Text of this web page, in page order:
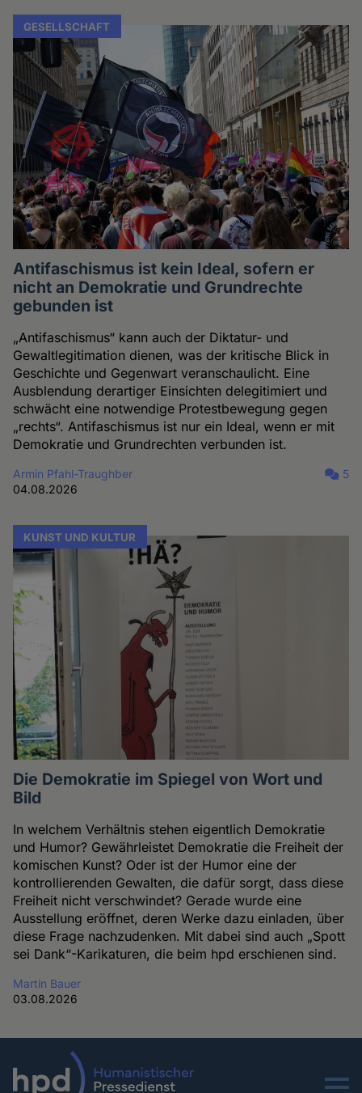
GESELLSCHAFT
Antifaschismus ist kein Ideal, sofern er
nicht an Demokratie und Grundrechte
gebunden ist
„Antifaschismus“ kann auch der Diktatur- und
Gewaltlegitimation dienen, was der kritische Blick in
Geschichte und Gegenwart veranschaulicht. Eine
Ausblendung derartiger Einsichten delegitimiert und
schwächt eine notwendige Protestbewegung gegen
„rechts“. Antifaschismus ist nur ein Ideal, wenn er mit
Demokratie und Grundrechten verbunden ist.
Armin Pfahl-Traughber
04.08.2026
5
KUNST UND KULTUR
Die Demokratie im Spiegel von Wort und
Bild
In welchem Verhältnis stehen eigentlich Demokratie
und Humor? Gewährleistet Demokratie die Freiheit der
komischen Kunst? Oder ist der Humor eine der
kontrollierenden Gewalten, die dafür sorgt, dass diese
Freiheit nicht verschwindet? Gerade wurde eine
Ausstellung eröffnet, deren Werke dazu einladen, über
diese Frage nachzudenken. Mit dabei sind auch „Spott
sei Dank“-Karikaturen, die beim hpd erschienen sind.
Martin Bauer
03.08.2026